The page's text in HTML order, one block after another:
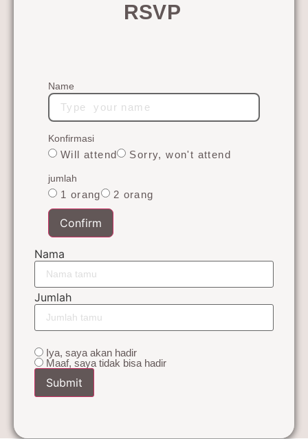
RSVP
Name
Konfirmasi
Will attend Sorry, won't attend
jumlah
1 orang 2 orang
Confirm
Nama
Jumlah
Iya, saya akan hadir
Maaf, saya tidak bisa hadir
Submit